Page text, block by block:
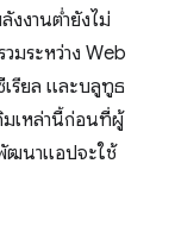
งานต่ำยังไม่
มระหว่าง Web
รียล และบลูทูธ
มเหล่านี้ก่อนที่ผู้
ฒนาแอปจะใช้